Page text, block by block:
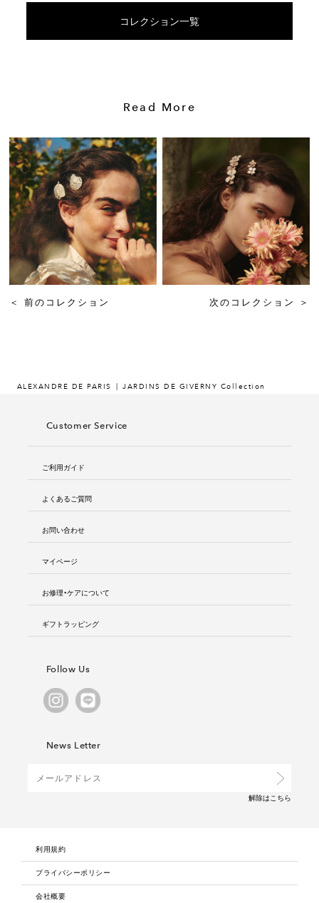
コレクション一覧
Read More
＜ 前のコレクション 次のコレクション ＞
ALEXANDRE DE PARIS JARDINS DE GIVERNY Collection
Customer Service
ご利用ガイド
よくあるご質問
お問い合わせ
マイページ
お修理・ケアについて
ギフトラッピング
Follow Us
News Letter
解除は こちら
利用規約
プライバシーポリシー
会社概要